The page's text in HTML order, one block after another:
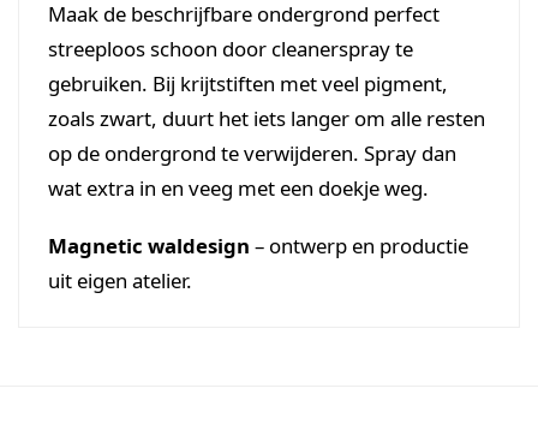
Maak de beschrijfbare ondergrond perfect
streeploos schoon door cleanerspray te
gebruiken. Bij krijtstiften met veel pigment,
zoals zwart, duurt het iets langer om alle resten
op de ondergrond te verwijderen. Spray dan
wat extra in en veeg met een doekje weg.
Magnetic waldesign – ontwerp en productie
uit eigen atelier.